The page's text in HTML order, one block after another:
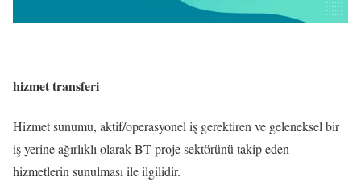
hizmet transferi
Hizmet sunumu, aktif/operasyonel iş gerektiren ve geleneksel bir
iş yerine ağırlıklı olarak BT proje sektörünü takip eden
hizmetlerin sunulması ile ilgilidir.